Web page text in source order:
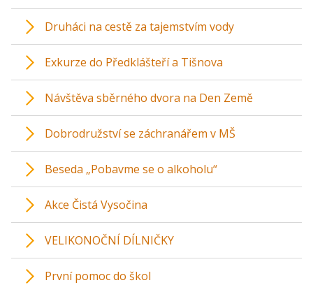
Druháci na cestě za tajemstvím vody
Exkurze do Předklášteří a Tišnova
Návštěva sběrného dvora na Den Země
Dobrodružství se záchranářem v MŠ
Beseda „Pobavme se o alkoholu“
Akce Čistá Vysočina
VELIKONOČNÍ DÍLNIČKY
První pomoc do škol